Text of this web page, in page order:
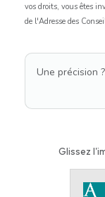
vos droits, vous êtes
de l'Adresse des
Une précision ?
Glissez